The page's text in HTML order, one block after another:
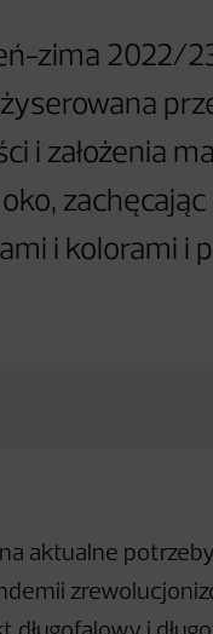
zima 2022/
i założenia
zachęcając
i kolorami i
aktualne